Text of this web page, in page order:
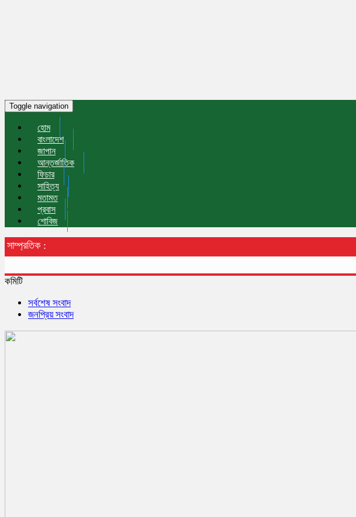
Toggle navigation
হোম
বাংলাদেশ
জাপান
আন্তর্জাতিক
ফিচার
সাহিত্য
মতামত
প্রবাস
শোবিজ
সাম্প্রতিক :
কমিটি
সর্বশেষ সংবাদ
জনপ্রিয় সংবাদ